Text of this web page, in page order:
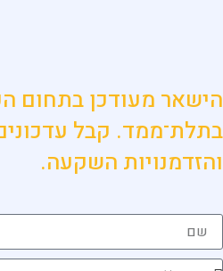
בתלת־ממד. קבל
והזדמנויות השקעה.